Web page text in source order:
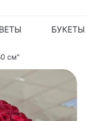
БУКЕТЫ
см"